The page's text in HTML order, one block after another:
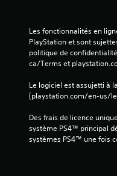
Les fonctionnalités en
PlayStation et sont
politique de
ca/Terms et
Le logiciel est assujetti à
(playstation.com/en-us/
Des frais de licence
système PS4™ principal
systèmes PS4™ une fois